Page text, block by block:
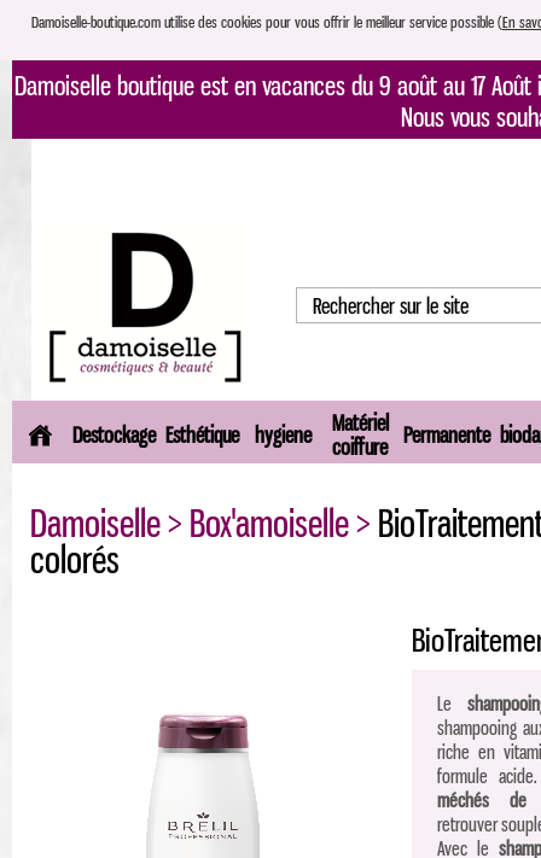
Damoiselle-boutique.com utilise des cookies pour vous offrir le meilleur service possible (En
Damoiselle boutique est en vacances du 9 août au 17
Nous vous
Destockage Esthétique hygiene
Matériel
coiffure Permanente
Damoiselle> Box'amoiselle>
colorés
Le
shampooing
riche en
formule
méchés
retrouver
Avec le